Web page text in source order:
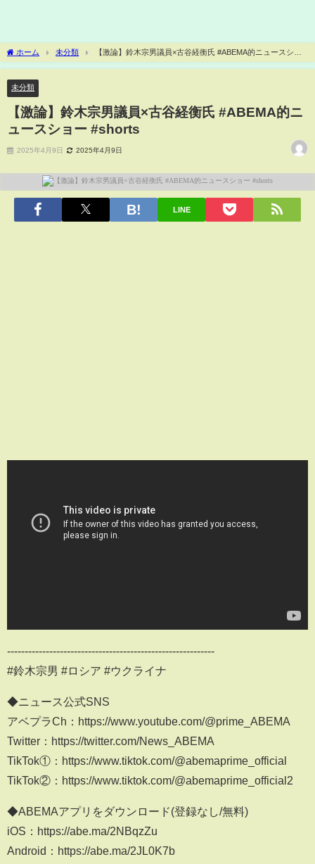
ホーム 未分類
【激論】鈴木宗男議員×古谷経衡氏 #ABEMA的ニュースショ
ー #shorts
未分類
【激論】鈴木宗男議員×古谷経衡氏 #ABEMA的ニ
ュースショー #shorts
2025年4月9日 2025年4月9日
LINE
-----------------------------------------------------------
#鈴木宗男 #ロシア #ウクライナ
◆ニュース公式SNS
アベプラCh：https://www.youtube.com/@prime_ABEMA
Twitter：https://twitter.com/News_ABEMA
TikTok①：https://www.tiktok.com/@abemaprime_official
TikTok②：https://www.tiktok.com/@abemaprime_official2
◆ABEMAアプリをダウンロード(登録なし/無料)
iOS：https://abe.ma/2NBqzZu
Android：https://abe.ma/2JL0K7b